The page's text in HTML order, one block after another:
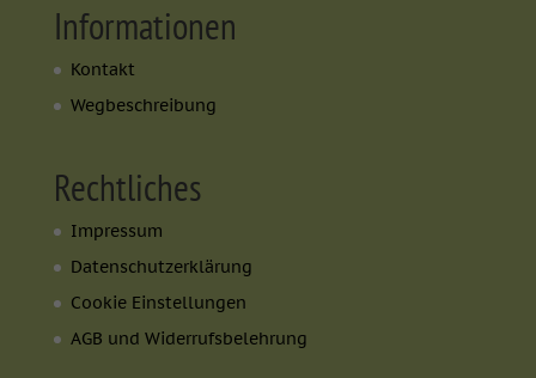
Informationen
Kontakt
Wegbeschreibung
Rechtliches
Impressum
Datenschutzerklärung
Cookie Einstellungen
AGB und Widerrufsbelehrung